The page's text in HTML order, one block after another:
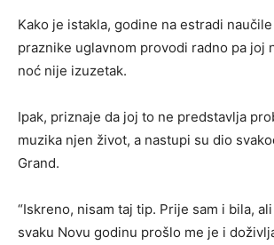
Kako je istakla, godine na estradi
praznike uglavnom provodi radno pa joj
noć nije izuzetak.
Ipak, priznaje da joj to ne predstavlja
muzika njen život, a nastupi su dio
Grand.
“Iskreno, nisam taj tip. Prije sam i bila,
svaku Novu godinu prošlo me je i